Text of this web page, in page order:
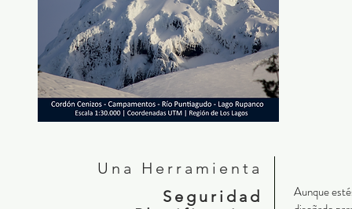
Una Herramienta
Seguridad
Aunque